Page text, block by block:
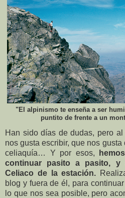
"El alpinismo te enseña a ser
puntito de frente a un
Han sido días de dudas, pero
nos gusta escribir, que nos
celiaquía… Y por esos,
continuar pasito a pasito, y
Celiaco de la estación.
blog y fuera de él, para
lo que nos sea posible, pero